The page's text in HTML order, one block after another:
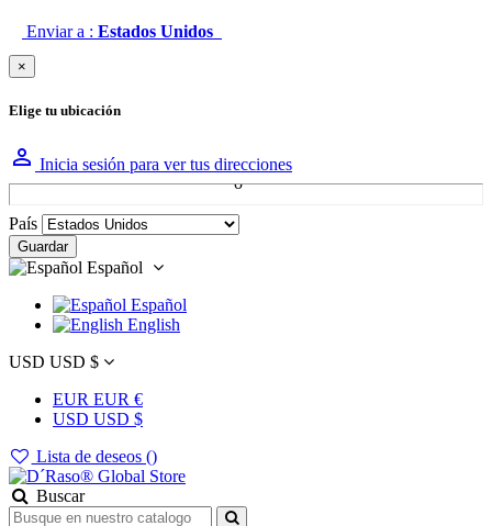
Enviar a : Estados Unidos
×
Elige tu ubicación
 Inicia sesión para ver tus direcciones
País
Guardar
Español
Español
English
USD USD $
EUR EUR €
USD USD $
Lista de deseos ()
Buscar